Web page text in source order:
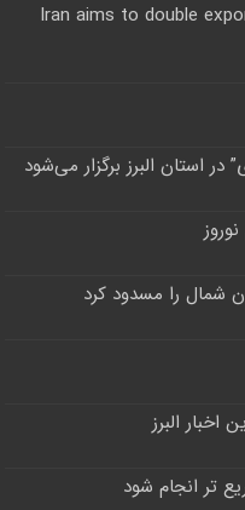
Iran aims to double
استان البرز برگزار می‌شود
شمال را مسدود کرد
تر انجام شود